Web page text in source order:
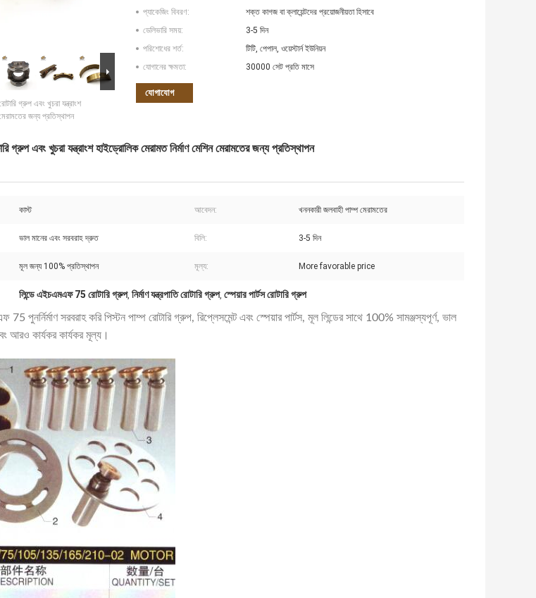
গ্রুপ এবং খুচরা যন্ত্রাংশ
জন্য প্রতিস্থাপন
প্যাকেজিং বিবরণ:
শক্ত কাগজ বা ক্লায়েন্টদের প্রয়োজনীয়তা হিসাবে
ডেলিভারি সময়:
3-5 দিন
পরিশোধের শর্ত:
টিটি, পেপাল, ওয়েস্টার্ন ইউনিয়ন
যোগানের ক্ষমতা:
30000 সেট প্রতি মাসে
যোগাযোগ
গ্রুপ এবং খুচরা যন্ত্রাংশ হাইড্রোলিক মেরামত নির্মাণ মেশিন মেরামতের জন্য প্রতিস্থাপন
কাস্ট আবেদন: খননকারী জলবাহী পাম্প মেরামতের
ভাল মানের এবং সরবরাহ দ্রুত বিলি: 3-5 দিন
মূল জন্য 100% প্রতিস্থাপন মূল্য: More favorable price
লিন্ডে এইচএমএফ 75 রোটারি গ্রুপ, নির্মাণ যন্ত্রপাতি রোটারি গ্রুপ, স্পেয়ার পার্টস রোটারি গ্রুপ
পুনর্নির্মাণ সরবরাহ করি পিস্টন পাম্প রোটারি গ্রুপ, রিপ্লেসমেন্ট এবং স্পেয়ার পার্টস, মূল লিন্ডের সাথে 100% সামঞ্জস্যপূর্ণ, ভাল
আরও কার্যকর কার্যকর মূল্য।